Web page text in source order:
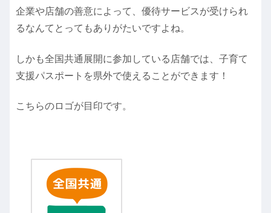
企業や店舗の善意によって、優待サービスが受けられ
るなんてとってもありがたいですよね。
しかも全国共通展開に参加している店舗では、子育て
支援パスポートを県外で使えることができます！
こちらのロゴが目印です。